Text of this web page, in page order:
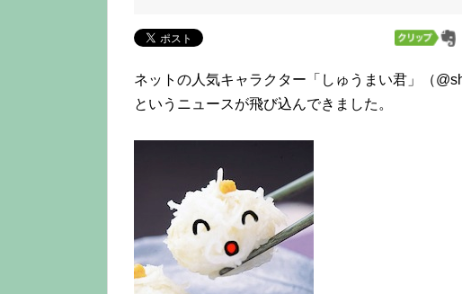
ネットの人気キャラクター「しゅうまい君」（
というニュースが飛び込んできました。